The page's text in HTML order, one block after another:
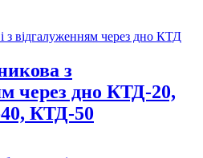
з
через дно КТД-20,
КТД-50